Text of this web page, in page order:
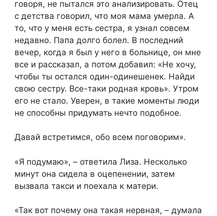
говоря, не пытался это анализировать. Отец
с детства говорил, что моя мама умерла. А
то, что у меня есть сестра, я узнал совсем
недавно. Папа долго болел. В последний
вечер, когда я был у него в больнице, он мне
все и рассказал, а потом добавил: «Не хочу,
чтобы ты остался один-одинешенек. Найди
свою сестру. Все-таки родная кровь». Утром
его не стало. Уверен, в такие моменты люди
не способны придумать нечто подобное.
Давай встретимся, обо всем поговорим».
«Я подумаю», – ответила Лиза. Несколько
минут она сидела в оцепенении, затем
вызвала такси и поехала к матери.
«Так вот почему она такая нервная, – думала